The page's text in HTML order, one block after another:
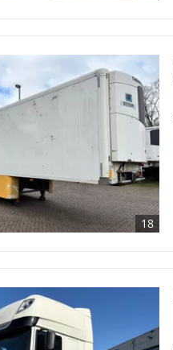
18